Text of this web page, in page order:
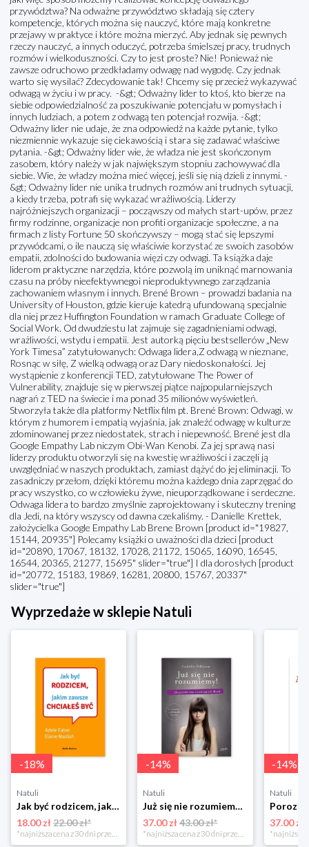
przywództwa? Na odważne przywództwo składają się cztery
kompetencje, których można się nauczyć, które mają konkretne
przejawy w praktyce i które można mierzyć. Aby jednak się pewnych
rzeczy nauczyć, a innych oduczyć, potrzeba śmielszej pracy, trudnych
rozmów i wielkoduszności. Czy to jest proste? Nie! Ponieważ nie
zawsze odruchowo przedkładamy odwagę nad wygodę. Czy jednak
warto się wysilać? Zdecydowanie tak! Chcemy się przecież wykazywać
odwagą w życiu i w pracy. -&gt; Odważny lider to ktoś, kto bierze na
siebie odpowiedzialność za poszukiwanie potencjału w pomysłach i
innych ludziach, a potem z odwagą ten potencjał rozwija. -&gt;
Odważny lider nie udaje, że zna odpowiedź na każde pytanie, tylko
niezmiennie wykazuje się ciekawością i stara się zadawać właściwe
pytania. -&gt; Odważny lider wie, że władza nie jest skończonym
zasobem, który należy w jak największym stopniu zachowywać dla
siebie. Wie, że władzy można mieć więcej, jeśli się nią dzieli z innymi. -
&gt; Odważny lider nie unika trudnych rozmów ani trudnych sytuacji,
a kiedy trzeba, potrafi się wykazać wrażliwością. Liderzy
najróżniejszych organizacji – począwszy od małych start-upów, przez
firmy rodzinne, organizacje non profiti organizacje społeczne, a na
firmach z listy Fortune 50 skończywszy – mogą stać się lepszymi
przywódcami, o ile nauczą się właściwie korzystać ze swoich zasobów
empatii, zdolności do budowania więzi czy odwagi. Ta książka daje
liderom praktyczne narzędzia, które pozwolą im uniknąć marnowania
czasu na próby nieefektywnegoi nieproduktywnego zarządzania
zachowaniem własnym i innych. Brené Brown – prowadzi badania na
University of Houston, gdzie kieruje katedrą ufundowaną specjalnie
dla niej przez Huffington Foundation w ramach Graduate College of
Social Work. Od dwudziestu lat zajmuje się zagadnieniami odwagi,
wrażliwości, wstydu i empatii. Jest autorką pięciu bestsellerów „New
York Timesa” zatytułowanych: Odwaga lidera,Z odwagą w nieznane,
Rosnąc w siłę, Z wielką odwagą oraz Dary niedoskonałości. Jej
wystąpienie z konferencji TED, zatytułowane The Power of
Vulnerability, znajduje się w pierwszej piątce najpopularniejszych
nagrań z TED na świecie i ma ponad 35 milionów wyświetleń.
Stworzyła także dla platformy Netflix film pt. Brené Brown: Odwagi, w
którym z humorem i empatią wyjaśnia, jak znaleźć odwagę w kulturze
zdominowanej przez niedostatek, strach i niepewność. Brené jest dla
Google Empathy Lab niczym Obi-Wan Kenobi. Za jej sprawą nasi
liderzy produktu otworzyli się na kwestię wrażliwości i zaczęli ją
uwzględniać w naszych produktach, zamiast dążyć do jej eliminacji. To
zasadniczy przełom, dzięki któremu można każdego dnia zaprzęgać do
pracy wszystko, co w człowieku żywe, nieuporządkowane i serdeczne.
Odwaga lidera to bardzo zmyślnie zaprojektowany i skuteczny trening
dla Jedi, na który wszyscy od dawna czekaliśmy. - Danielle Krettek,
założycielka Google Empathy Lab Brene Brown [product id="19827,
15144, 20935"] Polecamy książki o uważności dla dzieci [product
id="20890, 17067, 18132, 17028, 21172, 15065, 16090, 16545,
16544, 20365, 21277, 15695" slider="true"] I dla dorosłych [product
id="20772, 15183, 19869, 16281, 20800, 15767, 20337"
slider="true"]
Wyprzedaże w sklepie Natuli
-18%
Natuli
Jak być rodzicem, jakim zawsze chciałeś być Media rodzina
18.00 zł22.00 zł*
*najniższa cena z 30 dni przed obniżką
-14%
Natuli
Już się nie rozumiemy! Jak przeżyć czas trzaskających drzwi Esprit
37.00 zł 43.00 zł*
*najniższa cena z 30 dni przed obniżką
-14%
Natuli
37.00 zł